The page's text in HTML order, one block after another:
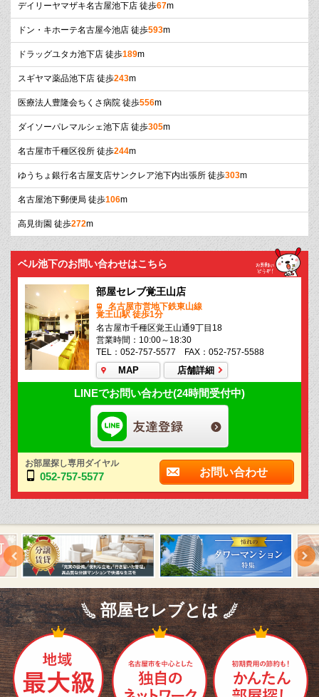
デイリーヤマザキ名古屋池下店 徒歩67m
ドン・キホーテ名古屋今池店 徒歩593m
ドラッグユタカ池下店 徒歩189m
スギヤマ薬品池下店 徒歩243m
医療法人豊隆会ちくさ病院 徒歩556m
ダイソーパレマルシェ池下店 徒歩305m
名古屋市千種区役所 徒歩244m
ゆうちょ銀行名古屋支店サンクレア池下内出張所 徒歩303m
名古屋池下郵便局 徒歩106m
高見街園 徒歩272m
ベル池下のお問い合わせはこちら
部屋セレブ覚王山店
名古屋市営地下鉄東山線
覚王山駅 徒歩1分
名古屋市千種区覚王山通9丁目18
営業時間：10:00～18:30
TEL：052-757-5577 FAX：052-757-5588
MAP 店舗詳細
LINEでお問い合わせ(24時間受付中)
お部屋探し専用ダイヤル
052-757-5577 お問い合わせ
部屋セレブとは